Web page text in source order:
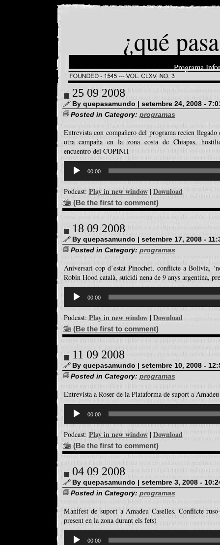
¿qué
Programa
25 09 2008
By quepasamundo | setembre 24, 2008 -
Posted in Category: programas
Entrevista con compañero del programa recien
otra campaña en la zona costa de Chiapas,
encuentro del COPINH
d'àudio
00:00
Podcast: Play in new window| Download
(Be the first to comment)
18 09 2008
By quepasamundo | setembre 17, 2008 -
Posted in Category: programas
Aniversari cop d’estat Pinochet, conflicte a Bolívia,
Robin Hood català, suicidi nena de 9 anys argentina,
d'àudio
00:00
Podcast: Play in new window| Download
(Be the first to comment)
11 09 2008
By quepasamundo | setembre 10, 2008 -
Posted in Category: programas
Entrevista a Roser de la Plataforma de suport a Amadeu
d'àudio
00:00
Podcast: Play in new window| Download
(Be the first to comment)
04 09 2008
By quepasamundo | setembre 3, 2008 -
Posted in Category: programas
Manifest de suport a Amadeu Caselles. Conflicte
present en la zona durant els fets)
d'àudio
00:00